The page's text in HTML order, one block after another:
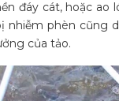
đáy cát, hoặc
nhiễm phèn
của tảo.